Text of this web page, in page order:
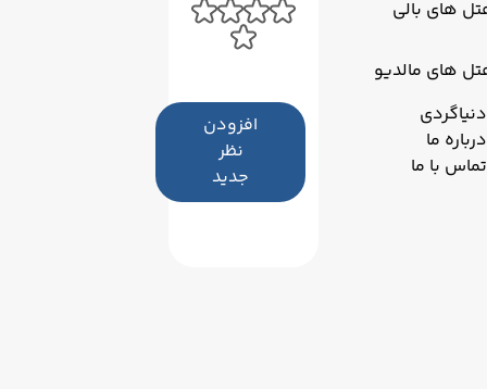
های بالی
های مالدیو
دنیاگردی
درباره ما
تماس با ما
افزودن
نظر
جدید